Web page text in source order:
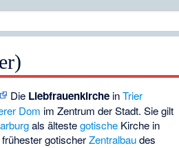
Die Liebfrauenkirche inTrier
Dom im Zentrum der Stadt. Sie gilt
als ältestegotische Kirche in
frühester gotischerZentralbaudes